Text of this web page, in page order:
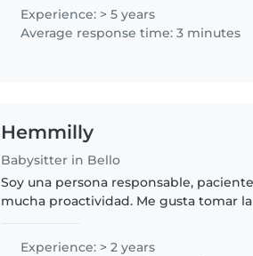
música. También hablo..
Experience: > 5 years
Average response time: 3 minutes
Hemmilly
Babysitter in Bello
Soy una persona responsable,
mucha proactividad. Me gusta tomar
sea necesario..
Experience: > 2 years